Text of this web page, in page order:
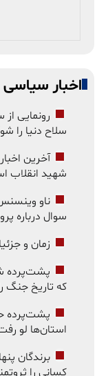
اخبار سیاسی
رونمایی از
سلاح دنیا را
آخرین
شهید انقلاب
سوال درباره پرواز
زمان و
پشت‌پرده
که تاریخ جنگ
پشت‌پرده
استان‌ها لو
کسانی را